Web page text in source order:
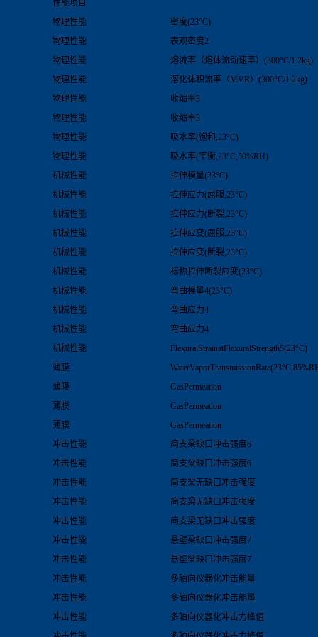
性能项目
物理性能
密度(23°C)
物理性能
表观密度2
物理性能
熔流率（熔体流动速率）(300°C/1.2kg)
物理性能
溶化体积流率（MVR）(300°C/1.2kg)
物理性能
收缩率3
物理性能
收缩率3
物理性能
吸水率(饱和,23°C)
物理性能
吸水率(平衡,23°C,50%RH)
机械性能
拉伸模量(23°C)
机械性能
拉伸应力(屈服,23°C)
机械性能
拉伸应力(断裂,23°C)
机械性能
拉伸应变(屈服,23°C)
机械性能
拉伸应变(断裂,23°C)
机械性能
标称拉伸断裂应变(23°C)
机械性能
弯曲模量4(23°C)
机械性能
弯曲应力4
机械性能
弯曲应力4
机械性能
FlexuralStrainatFlexuralStrength5(23°C)
薄膜
薄膜
GasPermeation
薄膜
GasPermeation
薄膜
GasPermeation
冲击性能
简支梁缺口冲击强度6
冲击性能
简支梁缺口冲击强度6
冲击性能
简支梁无缺口冲击强度
冲击性能
简支梁无缺口冲击强度
冲击性能
简支梁无缺口冲击强度
冲击性能
悬壁梁缺口冲击强度7
冲击性能
悬壁梁缺口冲击强度7
冲击性能
多轴向仪器化冲击能量
冲击性能
多轴向仪器化冲击能量
冲击性能
多轴向仪器化冲击力峰值